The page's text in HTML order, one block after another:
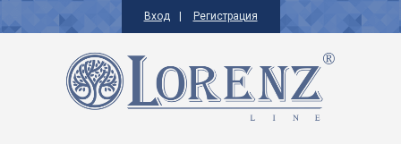
Вход Регистрация